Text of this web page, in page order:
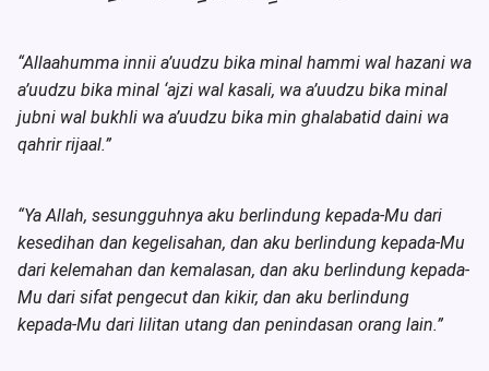
“Allaahumma innii a’uudzu bika minal hammi wal hazani wa
a’uudzu bika minal ‘ajzi wal kasali, wa a’uudzu bika minal
jubni wal bukhli wa a’uudzu bika min ghalabatid daini wa
qahrir rijaal.”
“Ya Allah, sesungguhnya aku berlindung kepada-Mu dari
kesedihan dan kegelisahan, dan aku berlindung kepada-Mu
dari kelemahan dan kemalasan, dan aku berlindung kepada-
Mu dari sifat pengecut dan kikir, dan aku berlindung
kepada-Mu dari lilitan utang dan penindasan orang lain.”